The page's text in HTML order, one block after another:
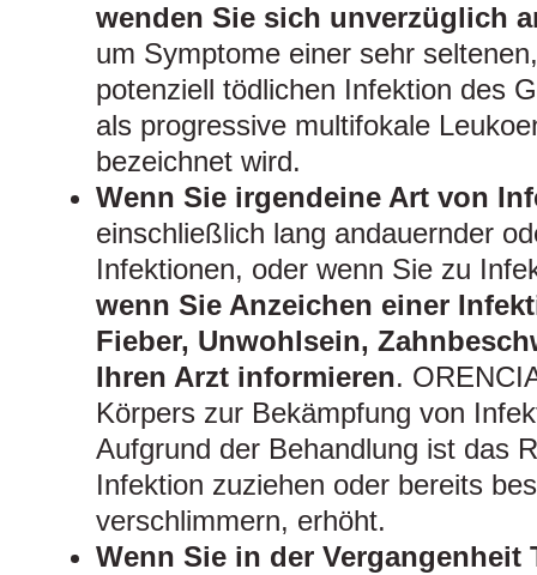
wenden Sie sich unverzüglich
um Symptome einer sehr
potenziell tödlichen Infektion des
als progressive multifokale
bezeichnet wird.
Wenn Sie irgendeine Art von
einschließlich lang andauernder
Infektionen, oder wenn Sie zu
wenn Sie Anzeichen einer
Fieber, Unwohlsein,
Ihren Arzt informieren.
Körpers zur Bekämpfung von
Aufgrund der Behandlung ist das
Infektion zuziehen oder bereits
verschlimmern, erhöht.
Wenn Sie in der Vergangenheit